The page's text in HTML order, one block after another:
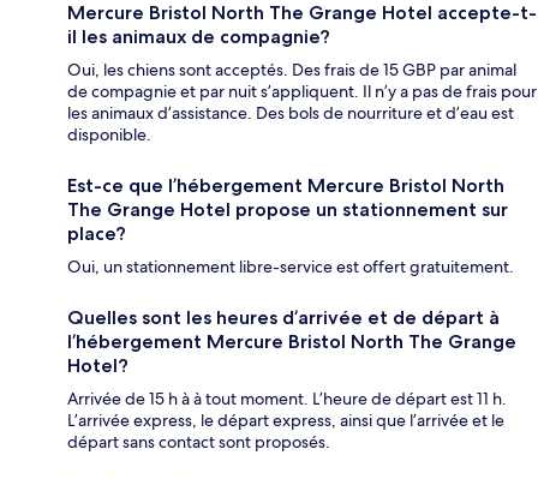
Mercure Bristol North The Grange Hotel accepte-t-
il les animaux de compagnie?
Oui, les chiens sont acceptés. Des frais de 15 GBP par animal
de compagnie et par nuit s’appliquent. Il n’y a pas de frais pour
les animaux d’assistance. Des bols de nourriture et d’eau est
disponible.
Est-ce que l’hébergement Mercure Bristol North
The Grange Hotel propose un stationnement sur
place?
Oui, un stationnement libre-service est offert gratuitement.
Quelles sont les heures d’arrivée et de départ à
l’hébergement Mercure Bristol North The Grange
Hotel?
Arrivée de 15 h à à tout moment. L’heure de départ est 11 h.
L’arrivée express, le départ express, ainsi que l’arrivée et le
départ sans contact sont proposés.